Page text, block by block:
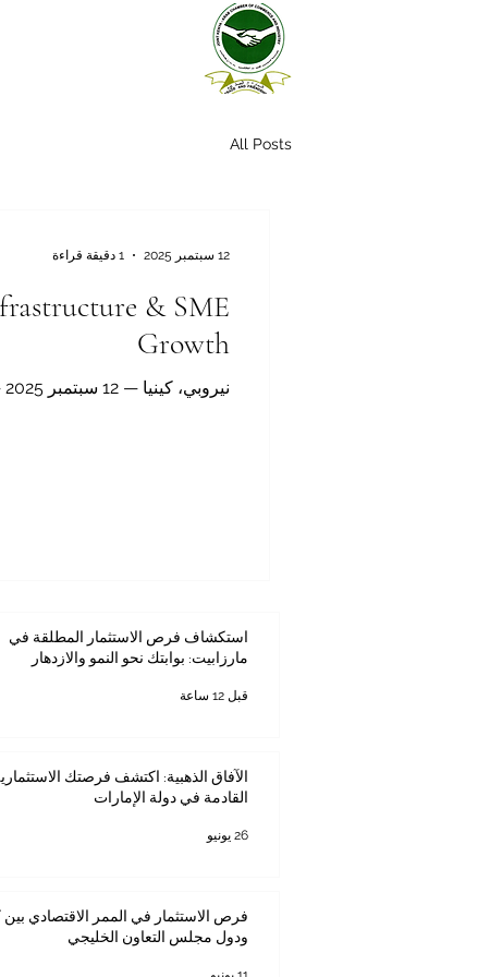
All Posts
& SME
Growth
نيروبي، كينيا — 12 سبتمبر 2025 — جدّد بنك “يونايتد بنك فور أفريقيا” (UBA) التزامه القوي بدعم التنمية البنيوية في كينيا والتحول...
12 سبتمبر 2025 1 دقيقة قراءة
استكشاف فرص الاستثمار المطلقة في
مارزابيت: بوابتك نحو النمو والازدهار
قبل 12 ساعة
الآفاق الذهبية: اكتشف فرصتك
القادمة في دولة الإمارات
26 يونيو
فرص الاستثمار في الممر الاقتصادي بين
ودول مجلس التعاون الخليجي